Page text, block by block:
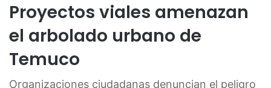
Proyectos viales amenazan
el arbolado urbano de
Temuco
Organizaciones ciudadanas denuncian el peligro